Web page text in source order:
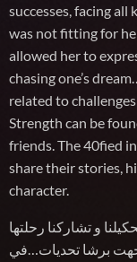
successes, facing
was not fitting for
allowed her to
chasing one’s
related to
Strength can be
friends. The 40fied
share their stories,
character.
و تشاركنا رحلتها
برشا تحديات…في